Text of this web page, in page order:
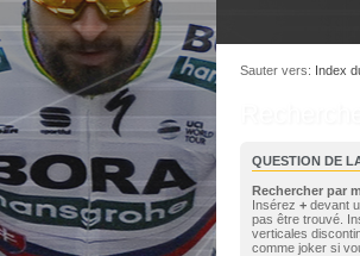
Sauter vers: Index
QUESTION DE
Rechercher par
Insérez + devant
pas être trouvé.
verticales
comme joker si